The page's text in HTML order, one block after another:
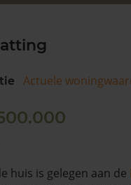
Actuele
huis is gelegen aan de